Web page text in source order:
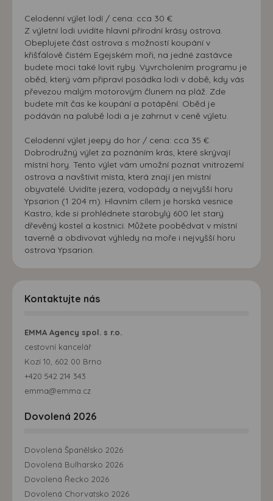
Celodenní výlet lodí / cena: cca 30 €
Z výletní lodi uvidíte hlavní přírodní krásy ostrova.
Obeplujete část ostrova s možností koupání v
křišťálově čistém Egejském moři, na jedné zastávce
budete moci také lovit ryby. Vyvrcholením programu je
oběd, který vám připraví posádka lodi v době, kdy vás
převezou malým motorovým člunem na pláž. Zde
budete mít čas ke koupání a potápění. Oběd je
podáván na palubě lodi a je zahrnut v ceně výletu.
Celodenní výlet jeepy do hor / cena: cca 35 €
Dobrodružný výlet za poznáním krás, které skrývají
místní hory. Tento výlet vám umožní poznat vnitrozemí
ostrova a navštívit místa, která znají jen místní
obyvatelé. Uvidíte jezera, vodopády a nejvyšší horu
Ypsarion (1 204 m). Hlavním cílem je horská vesnice
Kastro, kde si prohlédnete starobylý 600 let starý
dřevěný kostel a kostnici. Můžete poobědvat v místní
taverně a obdivovat výhledy na moře i nejvyšší horu
ostrova Ypsarion.
Kontaktujte nás
EMMA Agency spol. s r.o.
cestovní kancelář
Kozí 10, 602 00 Brno
+420 542 214 343
emma@emma.cz
Dovolená 2026
Dovolená Španělsko 2026
Dovolená Bulharsko 2026
Dovolená Řecko 2026
Dovolená Chorvatsko 2026